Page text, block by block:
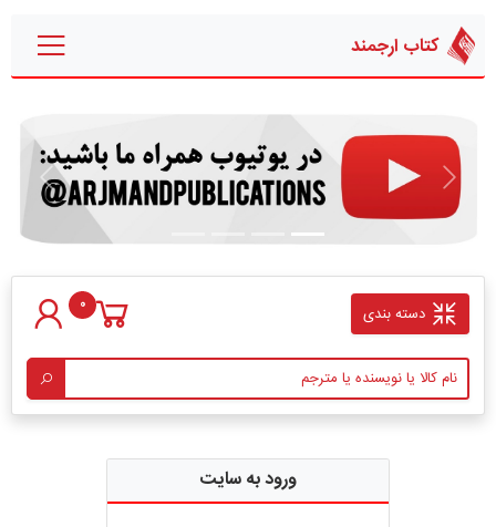
کتاب ارجمند
قبلی بعدی
دسته بندی 0
ورود به سایت